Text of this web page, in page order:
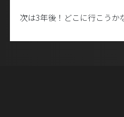
次は3年後！どこに行こうか